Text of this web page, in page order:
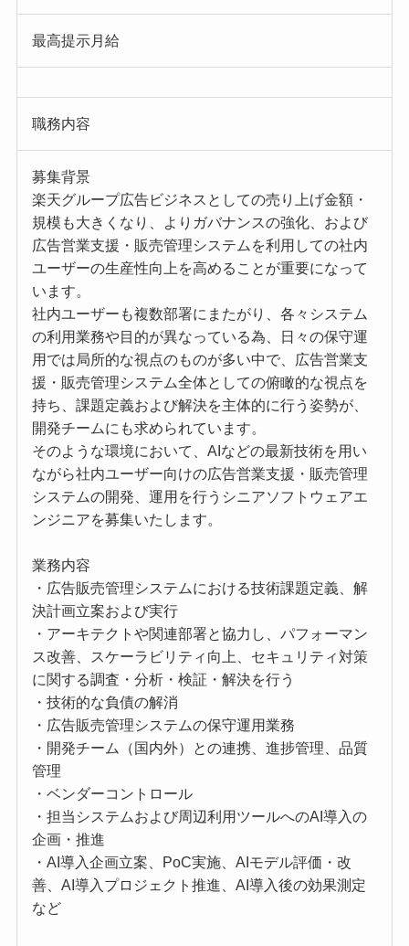
最高提示月給
職務内容
募集背景
楽天グループ広告ビジネスとしての売り上げ金額・
規模も大きくなり、よりガバナンスの強化、および
広告営業支援・販売管理システムを利用しての社内
ユーザーの生産性向上を高めることが重要になって
います。
社内ユーザーも複数部署にまたがり、各々システム
の利用業務や目的が異なっている為、日々の保守運
用では局所的な視点のものが多い中で、広告営業支
援・販売管理システム全体としての俯瞰的な視点を
持ち、課題定義および解決を主体的に行う姿勢が、
開発チームにも求められています。
そのような環境において、AIなどの最新技術を用い
ながら社内ユーザー向けの広告営業支援・販売管理
システムの開発、運用を行うシニアソフトウェアエ
ンジニアを募集いたします。
業務内容
・広告販売管理システムにおける技術課題定義、解
決計画立案および実行
・アーキテクトや関連部署と協力し、パフォーマン
ス改善、スケーラビリティ向上、セキュリティ対策
に関する調査・分析・検証・解決を行う
・技術的な負債の解消
・広告販売管理システムの保守運用業務
・開発チーム（国内外）との連携、進捗管理、品質
管理
・ベンダーコントロール
・担当システムおよび周辺利用ツールへのAI導入の
企画・推進
・AI導入企画立案、PoC実施、AIモデル評価・改
善、AI導入プロジェクト推進、AI導入後の効果測定
など